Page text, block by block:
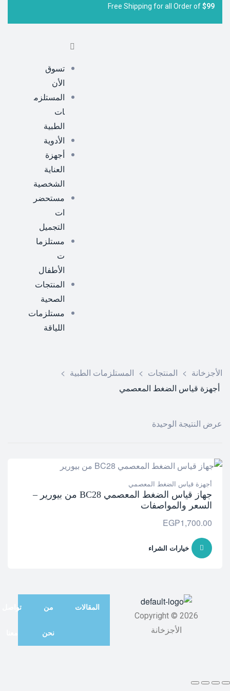
Free Shipping for all Order of$99
تسوق
الأن
المستلزم
ات
الطبية
الأدوية
أجهزة
العناية
الشخصية
مستحضر
ات
التجميل
مستلزما
ت
الأطفال
المنتجات
الصحية
مستلزمات
اللياقة
الأجزخانة > المنتجات > المستلزمات الطبية >
أجهزة قياس الضغط المعصمي
عرض النتيجة الوحيدة
أجهزة قياس الضغط المعصمي
جهاز قياس الضغط المعصمي BC28 من بيورير –
السعر والمواصفات
EGP1,700.00
خيارات الشراء
Copyright © 2026
الأجزخانة
المقالات من
نحن
تواصل